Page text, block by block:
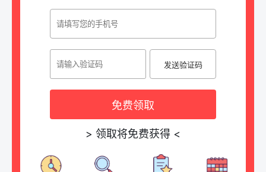
发送验证码
免费领取
> 领取将免费获得 <